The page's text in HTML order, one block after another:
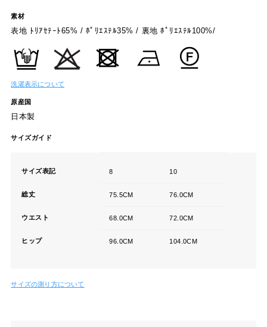
素材
表地 ﾄﾘｱｾﾃｰﾄ65% / ﾎﾟﾘｴｽﾃﾙ35% / 裏地 ﾎﾟﾘｴｽﾃﾙ100%/
洗濯表示について
原産国
日本製
サイズガイド
サイズ表記 8 10
総丈 75.5CM 76.0CM
ウエスト 68.0CM 72.0CM
ヒップ 96.0CM 104.0CM
サイズの測り方について